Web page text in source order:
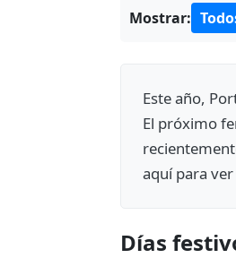
Mostrar:
Este año,
El próximo
aquí para ver
Días